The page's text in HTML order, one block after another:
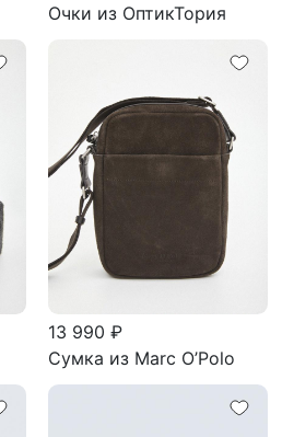
Очки из ОптикТория
13 990 ₽
Сумка из Marc O’Polo